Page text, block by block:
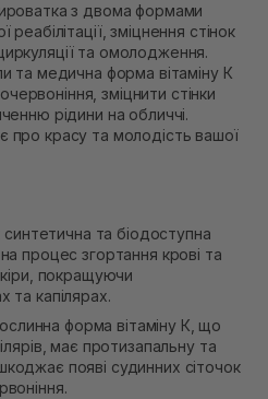
16-го Липня, 15
Кулика і Гудачека 23 (ТЦ
з двома формами
зміцнення стінок
та омолодження.
та медична форма вітаміну К
зміцнити стінки
рідини на обличчі.
про красу та молодість вашої
синтетична та біодоступна
процес згортання крові та
покращуючи
та капілярах.
форма вітаміну К, що
має протизапальну та
появі судинних сіточок